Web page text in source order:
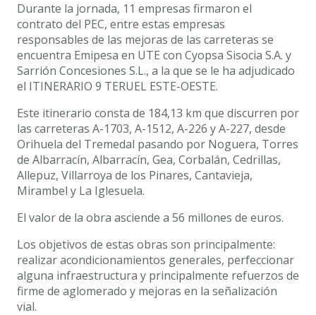
Durante la jornada, 11 empresas firmaron el
contrato del PEC, entre estas empresas
responsables de las mejoras de las carreteras se
encuentra Emipesa en UTE con Cyopsa Sisocia S.A. y
Sarrión Concesiones S.L., a la que se le ha adjudicado
el ITINERARIO 9 TERUEL ESTE-OESTE.
Este itinerario consta de 184,13 km que discurren por
las carreteras A-1703, A-1512, A-226 y A-227, desde
Orihuela del Tremedal pasando por Noguera, Torres
de Albarracín, Albarracín, Gea, Corbalán, Cedrillas,
Allepuz, Villarroya de los Pinares, Cantavieja,
Mirambel y La Iglesuela.
El valor de la obra asciende a 56 millones de euros.
Los objetivos de estas obras son principalmente:
realizar acondicionamientos generales, perfeccionar
alguna infraestructura y principalmente refuerzos de
firme de aglomerado y mejoras en la señalización
vial.